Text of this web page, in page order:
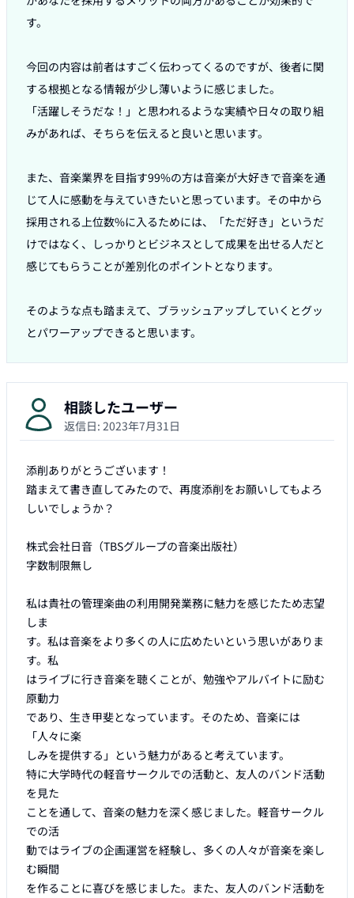
す。
今回の内容は前者はすごく伝わってくるのですが、後者に関
する根拠となる情報が少し薄いように感じました。
「活躍しそうだな！」と思われるような実績や日々の取り組
みがあれば、そちらを伝えると良いと思います。
また、音楽業界を目指す99%の方は音楽が大好きで音楽を通
じて人に感動を与えていきたいと思っています。その中から
採用される上位数%に入るためには、「ただ好き」というだ
けではなく、しっかりとビジネスとして成果を出せる人だと
感じてもらうことが差別化のポイントとなります。
そのような点も踏まえて、ブラッシュアップしていくとグッ
とパワーアップできると思います。
相談したユーザー
返信日: 2023年7月31日
添削ありがとうございます！
踏まえて書き直してみたので、再度添削をお願いしてもよろ
しいでしょうか？
株式会社日音（TBSグループの音楽出版社）
字数制限無し
私は貴社の管理楽曲の利用開発業務に魅力を感じたため志望
しま
す。私は音楽をより多くの人に広めたいという思いがありま
す。私
はライブに行き音楽を聴くことが、勉強やアルバイトに励む
原動力
であり、生き甲斐となっています。そのため、音楽には
「人々に楽
しみを提供する」という魅力があると考えています。
特に大学時代の軽音サークルでの活動と、友人のバンド活動
を見た
ことを通して、音楽の魅力を深く感じました。軽音サークル
での活
動ではライブの企画運営を経験し、多くの人々が音楽を楽し
む瞬間
を作ることに喜びを感じました。また、友人のバンド活動を